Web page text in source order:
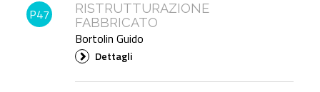
P47
RISTRUTTURAZIONE
FABBRICATO
Bortolin Guido
Dettagli